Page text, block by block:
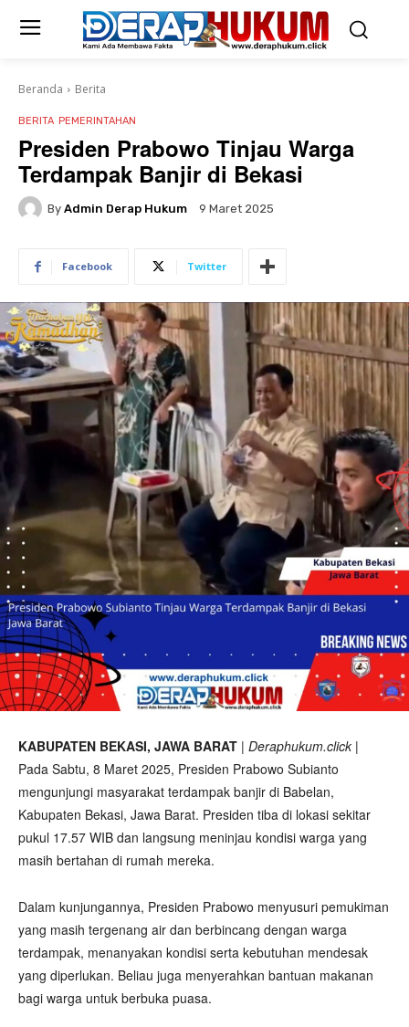
Beranda Berita
BERITA PEMERINTAHAN
Presiden Prabowo Tinjau Warga
Terdampak Banjir di Bekasi
By Admin Derap Hukum 9 Maret 2025
Facebook Twitter
KABUPATEN BEKASI, JAWA BARAT | Deraphukum.click |
Pada Sabtu, 8 Maret 2025, Presiden Prabowo Subianto
mengunjungi masyarakat terdampak banjir di Babelan,
Kabupaten Bekasi, Jawa Barat. Presiden tiba di lokasi sekitar
pukul 17.57 WIB dan langsung meninjau kondisi warga yang
masih bertahan di rumah mereka.
Dalam kunjungannya, Presiden Prabowo menyusuri pemukiman
yang masih tergenang air dan berbincang dengan warga
terdampak, menanyakan kondisi serta kebutuhan mendesak
yang diperlukan. Beliau juga menyerahkan bantuan makanan
bagi warga untuk berbuka puasa.